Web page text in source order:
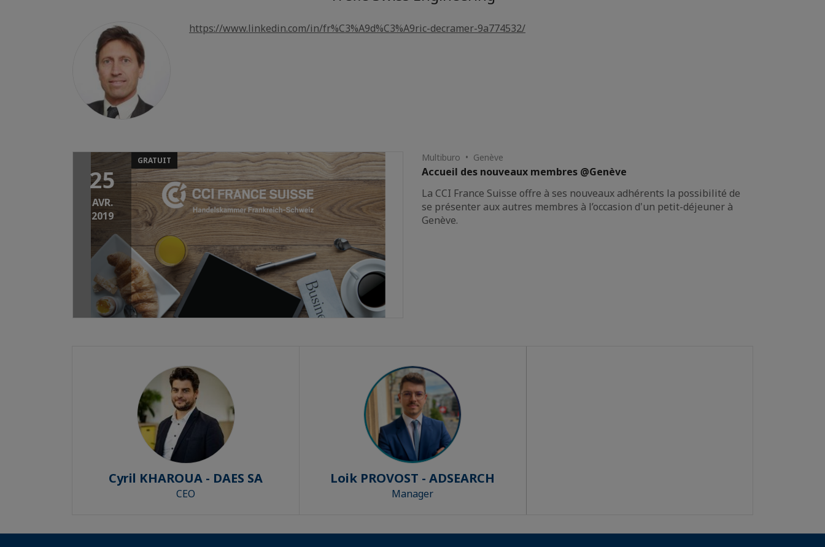
https://www.linkedin.com/in/fr%C3%A9d%C3%A9ric-decramer-9a774532/
25
AVR.
2019
GRATUIT Multiburo • Genève
Accueil des nouveaux membres @Genève
La CCI France Suisse offre à ses nouveaux adhérents la possibilité de
se présenter aux autres membres à l’occasion d'un petit-déjeuner à
Genève.
Cyril KHAROUA - DAES SA
CEO
Loik PROVOST - ADSEARCH
Manager